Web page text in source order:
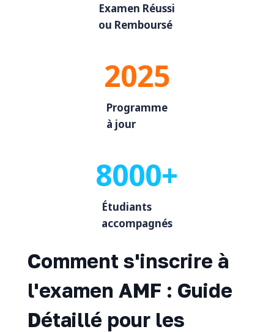
Examen Réussi
ou Remboursé
2025
Programme
à jour
8000+
Étudiants
accompagnés
Comment s'inscrire à
l'examen AMF : Guide
Détaillé pour les